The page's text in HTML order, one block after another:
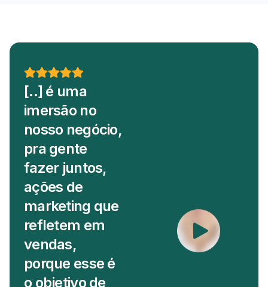
[..] é uma
imersão no
nosso negócio,
pra gente
fazer juntos,
ações de
marketing que
refletem em
vendas,
porque esse é
o objetivo de